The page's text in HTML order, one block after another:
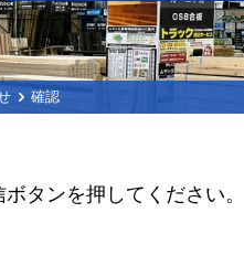
確認
タンを押してください。